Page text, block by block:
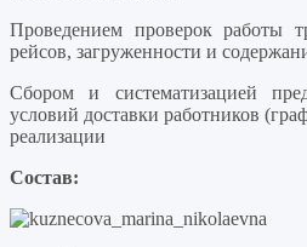
Проведением проверок работы
рейсов, загруженности и
Сбором и систематизацией
условий доставки работников
реализации
Состав: